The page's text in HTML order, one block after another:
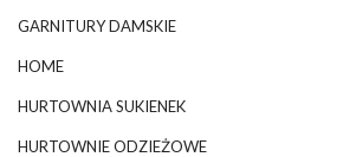
GARNITURY DAMSKIE
HOME
HURTOWNIA SUKIENEK
HURTOWNIE ODZIEŻOWE